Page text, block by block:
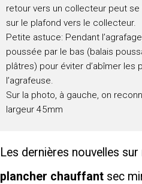
retour vers un collecteur peut se
sur le plafond vers le collecteur.
Petite astuce: Pendant
poussée par le bas (balais
plâtres) pour éviter d’abîmer les
l’agrafeuse.
Sur la photo, à gauche, on
largeur 45mm
Les dernières nouvelles
plancher chauffant sec